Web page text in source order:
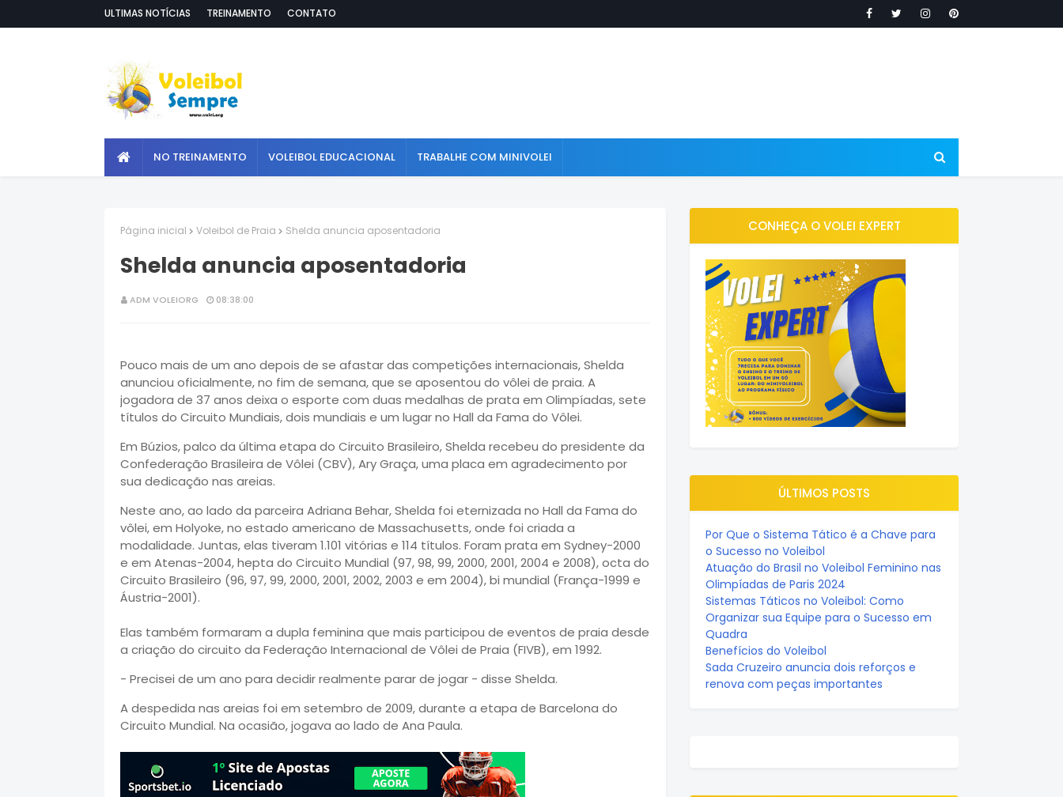
ULTIMAS NOTÍCIAS TREINAMENTO CONTATO
NO TREINAMENTO VOLEIBOL EDUCACIONAL TRABALHE COM MINIVOLEI
Página inicial Voleibol de Praia Shelda anuncia aposentadoria
Shelda anuncia aposentadoria
ADM VOLEIORG 08:38:00
Pouco mais de um ano depois de se afastar das competições internacionais, Shelda
anunciou oficialmente, no fim de semana, que se aposentou do vôlei de praia. A
jogadora de 37 anos deixa o esporte com duas medalhas de prata em Olimpíadas, sete
títulos do Circuito Mundiais, dois mundiais e um lugar no Hall da Fama do Vôlei.
Em Búzios, palco da última etapa do Circuito Brasileiro, Shelda recebeu do presidente da
Confederação Brasileira de Vôlei (CBV), Ary Graça, uma placa em agradecimento por
sua dedicação nas areias.
Neste ano, ao lado da parceira Adriana Behar, Shelda foi eternizada no Hall da Fama do
vôlei, em Holyoke, no estado americano de Massachusetts, onde foi criada a
modalidade. Juntas, elas tiveram 1.101 vitórias e 114 títulos. Foram prata em Sydney-2000
e em Atenas-2004, hepta do Circuito Mundial (97, 98, 99, 2000, 2001, 2004 e 2008), octa do
Circuito Brasileiro (96, 97, 99, 2000, 2001, 2002, 2003 e em 2004), bi mundial (França-1999 e
Áustria-2001).
Elas também formaram a dupla feminina que mais participou de eventos de praia desde
a criação do circuito da Federação Internacional de Vôlei de Praia (FIVB), em 1992.
- Precisei de um ano para decidir realmente parar de jogar - disse Shelda.
A despedida nas areias foi em setembro de 2009, durante a etapa de Barcelona do
Circuito Mundial. Na ocasião, jogava ao lado de Ana Paula.
CONHEÇA O VOLEI EXPERT
ÚLTIMOS POSTS
Por Que o Sistema Tático é a Chave para
o Sucesso no Voleibol
Atuação do Brasil no Voleibol Feminino nas
Olimpíadas de Paris 2024
Sistemas Táticos no Voleibol: Como
Organizar sua Equipe para o Sucesso em
Quadra
Benefícios do Voleibol
Sada Cruzeiro anuncia dois reforços e
renova com peças importantes